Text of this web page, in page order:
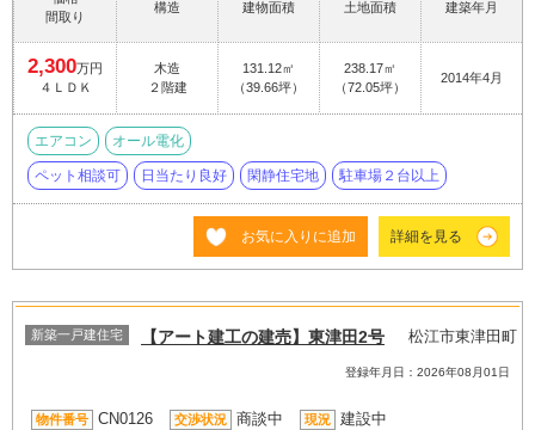
間取り
構造 建物面積 土地面積 建築年月
2,300万円
４ＬＤＫ
木造
２階建
131.12㎡
（39.66坪）
238.17㎡
（72.05坪）
2014年4月
エアコン オール電化
ペット相談可 日当たり良好 閑静住宅地 駐車場２台以上
お気に入りに追加 詳細を見る
新築一戸建住宅 【アート建工の建売】東津田2号 松江市東津田町
登録年月日：2026年08月01日
物件番号 CN0126 交渉状況 商談中 現況 建設中